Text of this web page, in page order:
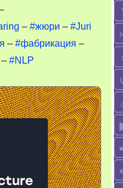
gold
– #жюри – #Juri
– #фабрикация –
– #NLP